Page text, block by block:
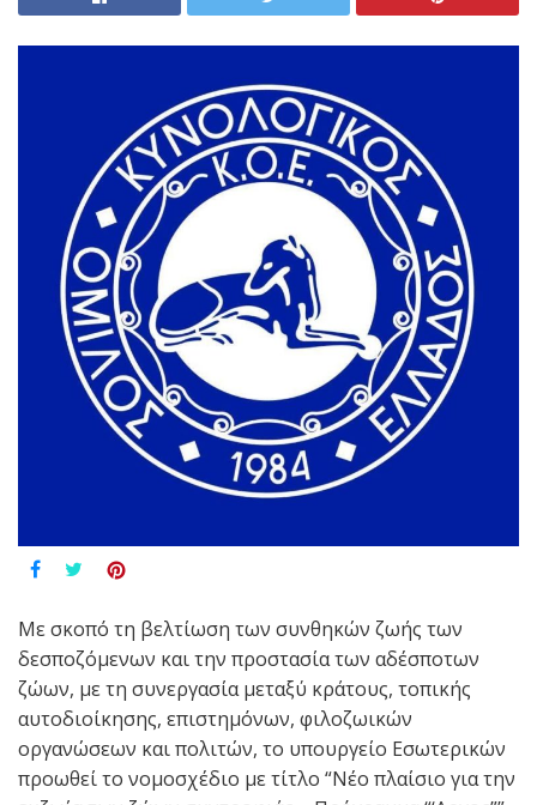
Με σκοπό τη βελτίωση των συνθηκών ζωής των
δεσποζόμενων και την προστασία των αδέσποτων
ζώων, με τη συνεργασία μεταξύ κράτους, τοπικής
αυτοδιοίκησης, επιστημόνων, φιλοζωικών
οργανώσεων και πολιτών, το υπουργείο Εσωτερικών
προωθεί το νομοσχέδιο με τίτλο “Νέο πλαίσιο για την